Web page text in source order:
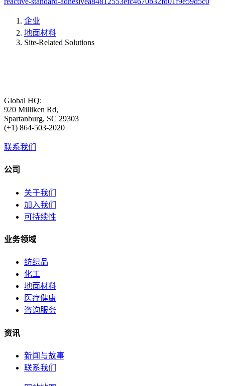
企业
地面材料
Site-Related Solutions
Global HQ:
920 Milliken Rd,
Spartanburg, SC 29303
(+1) 864-503-2020
联系我们
公司
关于我们
加入我们
可持续性
业务领域
纺织品
化工
地面材料
医疗健康
咨询服务
资讯
新闻与故事
联系我们